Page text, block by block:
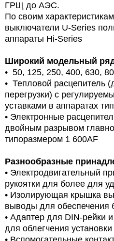
ГРЩ до АЭС.
По своим
выключатели U-Series
аппараты Hi-Series
Широкий модельный
• 50, 125, 250, 400, 630,
• Тепловой расцепитель
перегрузки) с
уставками в аппаратах
• Электронные
двойным разрывом
типоразмером 1 600AF
Разнообразные
• Электродвигательный
рукоятки для более для
• Изолирующая крышка
выводы для обеспечения
• Адаптер для DIN-рейки
для облегчения установки